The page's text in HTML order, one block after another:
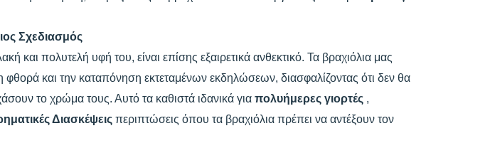
Σχεδιασμός
και πολυτελή υφή του, είναι επίσης εξαιρετικά ανθεκτικό. Τα βραχιόλια μας
φθορά και την καταπόνηση εκτεταμένων εκδηλώσεων, διασφαλίζοντας ότι δεν θα
το χρώμα τους. Αυτό τα καθιστά ιδανικά για πολυήμερες γιορτές ,
Διασκέψεις περιπτώσεις όπου τα βραχιόλια πρέπει να αντέξουν τον